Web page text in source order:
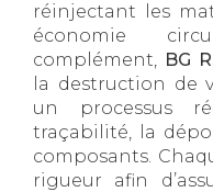
réinjectant les
économie
complément, BG
la destruction de
un processus
traçabilité, la
composants.
rigueur afin